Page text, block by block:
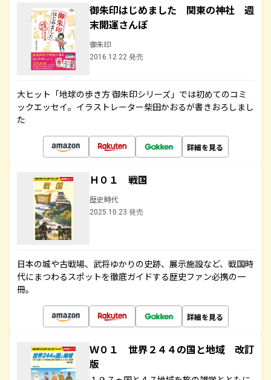
御朱印はじめました 関東の神社 週
末開運さんぽ
御朱印
2016.12.22 発売
大ヒット「地球の歩き方 御朱印シリーズ」では初めてのコミ
ックエッセイ。イラストレーター柴田かおるが書きおろしまし
た
詳細を見る
Ｈ０１ 戦国
歴史時代
2025.10.23 発売
日本の城や古戦場、武将ゆかりの史跡、展示施設など、戦国時
代にまつわるスポットを徹底ガイドする歴史ファン必携の一
冊。
詳細を見る
Ｗ０１ 世界２４４の国と地域 改訂
版